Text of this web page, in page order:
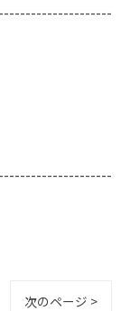
次のページ >